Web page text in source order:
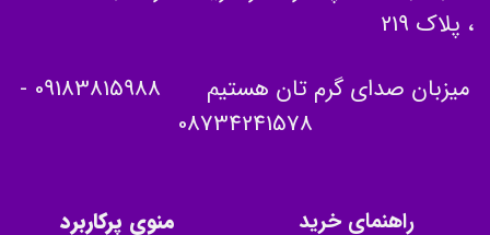
، پلاک 219
میزبان صدای گرم تان هستیم 09183815988
-
08734241578
راهنمای خرید منوی پرکاربرد